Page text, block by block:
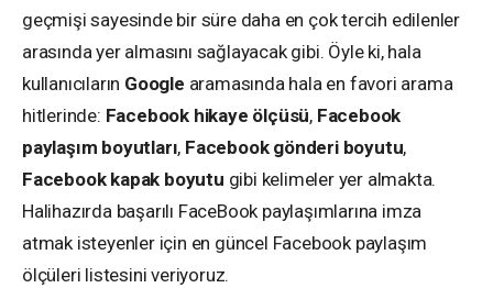
geçmişi sayesinde bir süre daha en çok tercih edilenler
arasında yer almasını sağlayacak gibi. Öyle ki, hala
kullanıcıların Google aramasında hala en favori arama
hitlerinde: Facebook hikaye ölçüsü, Facebook
paylaşım boyutları, Facebook gönderi boyutu,
Facebook kapak boyutu gibi kelimeler yer almakta.
Halihazırda başarılı FaceBook paylaşımlarına imza
atmak isteyenler için en güncel Facebook paylaşım
ölçüleri listesini veriyoruz.